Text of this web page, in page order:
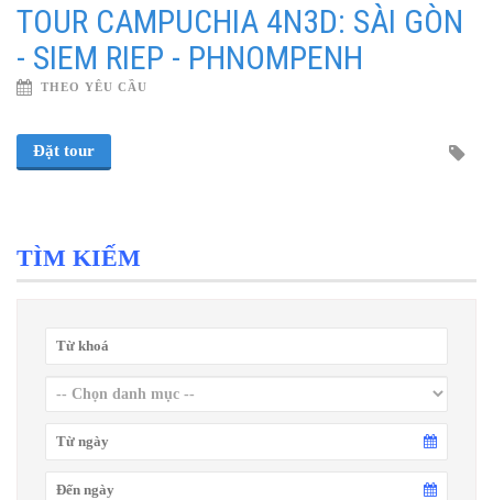
TOUR CAMPUCHIA 4N3D: SÀI GÒN
- SIEM RIEP - PHNOMPENH
THEO YÊU CẦU
Đặt tour
TÌM KIẾM